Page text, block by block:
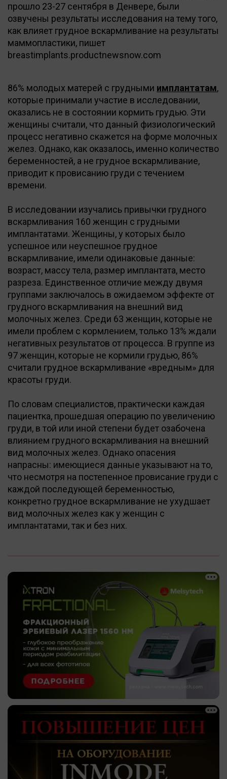
прошло 23-27 сентября в Денвере, были
озвучены результаты исследования на тему того,
как влияет грудное вскармливание на результаты
маммопластики, пишет
breastimplants.productnewsnow.com
86% молодых матерей с грудными имплантатам,
которые принимали участие в исследовании,
оказались не в состоянии кормить грудью. Эти
женщины считали, что данный физиологический
процесс негативно скажется на форме молочных
желез. Однако, как оказалось, именно количество
беременностей, а не грудное вскармливание,
приводит к провисанию груди с течением
времени.
В исследовании изучались привычки грудного
вскармливания 160 женщин с грудными
имплантатами. Женщины, у которых было
успешное или неуспешное грудное
вскармливание, имели одинаковые данные:
возраст, массу тела, размер имплантата, место
разреза. Единственное отличие между двумя
группами заключалось в ожидаемом эффекте от
грудного вскармливания на внешний вид
молочных желез. Среди 63 женщин, которые не
имели проблем с кормлением, только 13% ждали
негативных результатов от процесса. В группе из
97 женщин, которые не кормили грудью, 86%
считали грудное вскармливание «вредным» для
красоты груди.
По словам специалистов, практически каждая
пациентка, прошедшая операцию по увеличению
груди, в той или иной степени будет озабочена
влиянием грудного вскармливания на внешний
вид молочных желез. Однако опасения
напрасны: имеющиеся данные указывают на то,
что несмотря на постепенное провисание груди с
каждой последующей беременностью,
конкретно грудное вскармливание не ухудшает
вид молочных желез как у женщин с
имплантатами, так и без них.